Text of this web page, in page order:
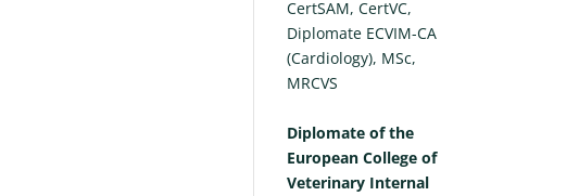
CertSAM, CertVC,
Diplomate ECVIM-CA
(Cardiology), MSc,
MRCVS
Diplomate of the
European College of
Veterinary Internal